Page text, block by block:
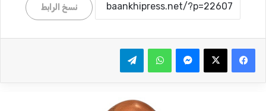
نسخ الرابط
واتساب